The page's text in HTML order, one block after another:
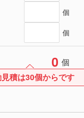
個
個
0 個
見積は30個からです